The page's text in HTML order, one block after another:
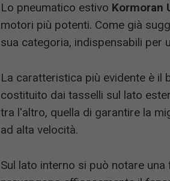
Lo pneumatico estivo Kormoran
motori più potenti. Come già
sua categoria, indispensabili per
La caratteristica più evidente è il
costituito dai tasselli sul lato
tra l'altro, quella di garantire la
ad alta velocità.
Sul lato interno si può notare